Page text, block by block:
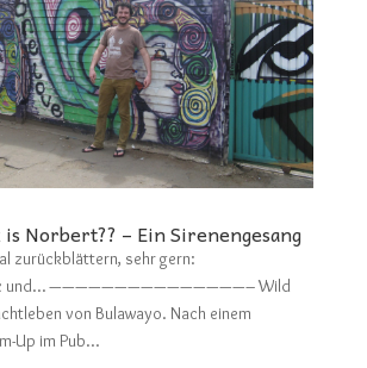
Norbert?? – Ein Sirenengesang
zurückblättern, sehr gern:
und… ———————————————– Wild
von Bulawayo. Nach einem
Up im Pub...